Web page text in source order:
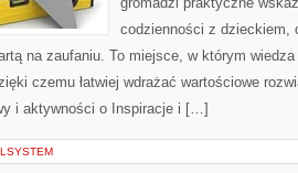
codzienności z dzieckiem,
na zaufaniu. To miejsce, w którym
czemu łatwiej wdrażać wartościowe
i aktywności o Inspiracje i […]